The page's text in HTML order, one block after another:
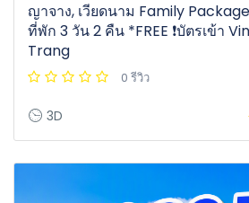
ญาจาง, เวียดนาม Family
ที่พัก 3 วัน 2 คืน *FREE ❗️บัตรเข้า
Trang
0 รีวิว
3D